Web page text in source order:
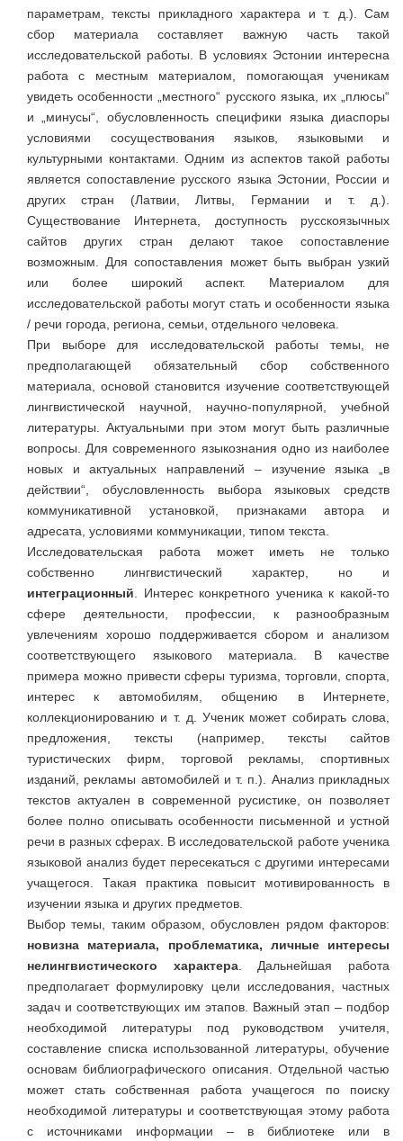
параметрам, тексты прикладного характера и т. д.). Сам
сбор материала составляет важную часть такой
исследовательской работы. В условиях Эстонии интересна
работа с местным материалом, помогающая ученикам
увидеть особенности „местного“ русского языка, их „плюсы“
и „минусы“, обусловленность специфики языка диаспоры
условиями сосуществования языков, языковыми и
культурными контактами. Одним из аспектов такой работы
является сопоставление русского языка Эстонии, России и
других стран (Латвии, Литвы, Германии и т. д.).
Существование Интернета, доступность русскоязычных
сайтов других стран делают такое сопоставление
возможным. Для сопоставления может быть выбран узкий
или более широкий аспект. Материалом для
исследовательской работы могут стать и особенности языка
/ речи города, региона, семьи, отдельного человека.
При выборе для исследовательской работы темы, не
предполагающей обязательный сбор собственного
материала, основой становится изучение соответствующей
лингвистической научной, научно-популярной, учебной
литературы. Актуальными при этом могут быть различные
вопросы. Для современного языкознания одно из наиболее
новых и актуальных направлений – изучение языка „в
действии“, обусловленность выбора языковых средств
коммуникативной установкой, признаками автора и
адресата, условиями коммуникации, типом текста.
Исследовательская работа может иметь не только
собственно лингвистический характер, но и
интеграционный . Интерес конкретного ученика к какой-то
сфере деятельности, профессии, к разнообразным
увлечениям хорошо поддерживается сбором и анализом
соответствующего языкового материала. В качестве
примера можно привести сферы туризма, торговли, спорта,
интерес к автомобилям, общению в Интернете,
коллекционированию и т. д. Ученик может собирать слова,
предложения, тексты (например, тексты сайтов
туристических фирм, торговой рекламы, спортивных
изданий, рекламы автомобилей и т. п.). Анализ прикладных
текстов актуален в современной русистике, он позволяет
более полно описывать особенности письменной и устной
речи в разных сферах. В исследовательской работе ученика
языковой анализ будет пересекаться с другими интересами
учащегося. Такая практика повысит мотивированность в
изучении языка и других предметов.
Выбор темы, таким образом, обусловлен рядом факторов:
новизна материала, проблематика, личные интересы
нелингвистического характера. Дальнейшая работа
предполагает формулировку цели исследования, частных
задач и соответствующих им этапов. Важный этап – подбор
необходимой литературы под руководством учителя,
составление списка использованной литературы, обучение
основам библиографического описания. Отдельной частью
может стать собственная работа учащегося по поиску
необходимой литературы и соответствующая этому работа
с источниками информации – в библиотеке или в